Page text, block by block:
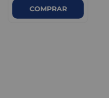
COMPRAR